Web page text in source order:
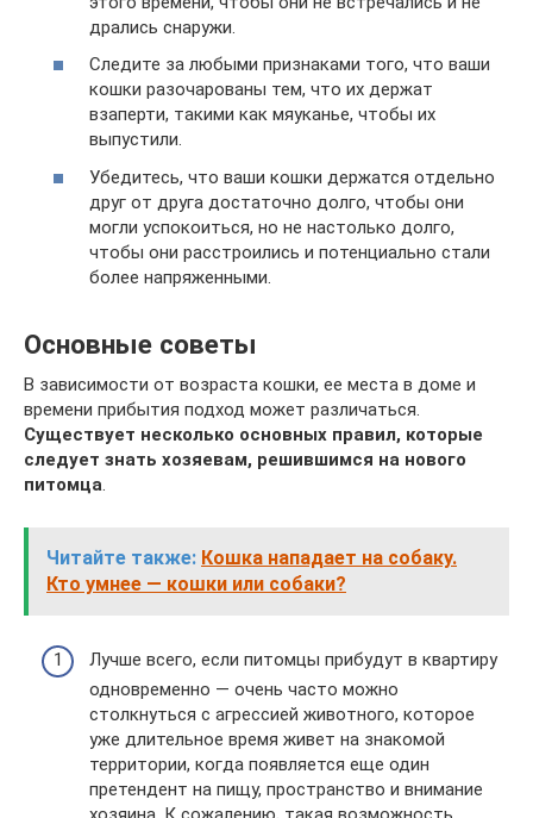
дрались снаружи.
Следите за любыми признаками того, что ваши
кошки разочарованы тем, что их держат
взаперти, такими как мяуканье, чтобы их
выпустили.
Убедитесь, что ваши кошки держатся отдельно
друг от друга достаточно долго, чтобы они
могли успокоиться, но не настолько долго,
чтобы они расстроились и потенциально стали
более напряженными.
Основные советы
В зависимости от возраста кошки, ее места в доме и
времени прибытия подход может различаться.
Существует несколько основных правил, которые
следует знать хозяевам, решившимся на нового
питомца
Читайте также: Кошка нападает на собаку.
Кто умнее — кошки или собаки?
Лучше всего, если питомцы прибудут в квартиру
одновременно — очень часто можно
столкнуться с агрессией животного, которое
уже длительное время живет на знакомой
территории, когда появляется еще один
претендент на пищу, пространство и внимание